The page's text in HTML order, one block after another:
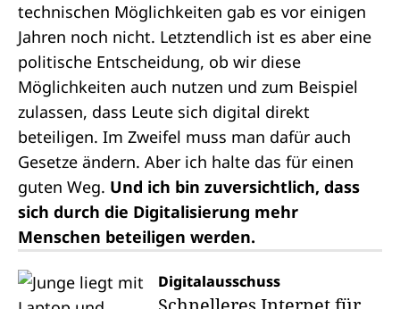
technischen Möglichkeiten gab es vor einigen
Jahren noch nicht. Letztendlich ist es aber eine
politische Entscheidung, ob wir diese
Möglichkeiten auch nutzen und zum Beispiel
zulassen, dass Leute sich digital direkt
beteiligen. Im Zweifel muss man dafür auch
Gesetze ändern. Aber ich halte das für einen
guten Weg. Und ich bin zuversichtlich, dass
sich durch die Digitalisierung mehr
Menschen beteiligen werden.
Digitalausschuss